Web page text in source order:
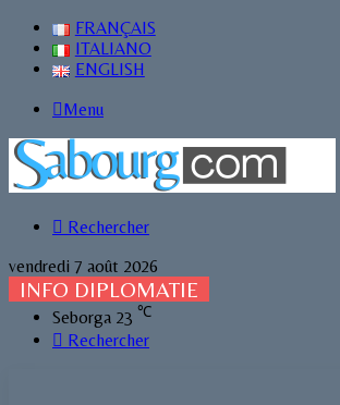
FRANÇAIS
ITALIANO
ENGLISH
Menu
Rechercher
vendredi 7 août 2026
INFO DIPLOMATIE
Seborga 23 ℃
Rechercher